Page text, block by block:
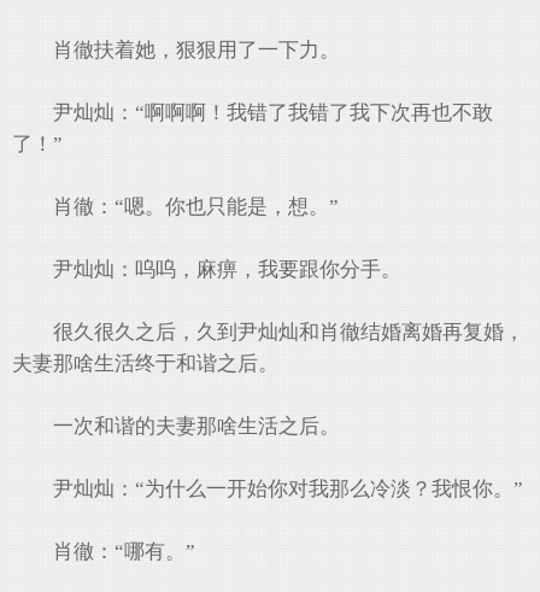
肖徹扶着她，狠狠用了一下力。
尹灿灿：“啊啊啊！我错了我错了我下次再也不敢
了！”
肖徹：“嗯。你也只能是，想。”
尹灿灿：呜呜，麻痹，我要跟你分手。
很久很久之后，久到尹灿灿和肖徹结婚离婚再复婚，
夫妻那啥生活终于和谐之后。
一次和谐的夫妻那啥生活之后。
尹灿灿：“为什么一开始你对我那么冷淡？我恨你。”
肖徹：“哪有。”